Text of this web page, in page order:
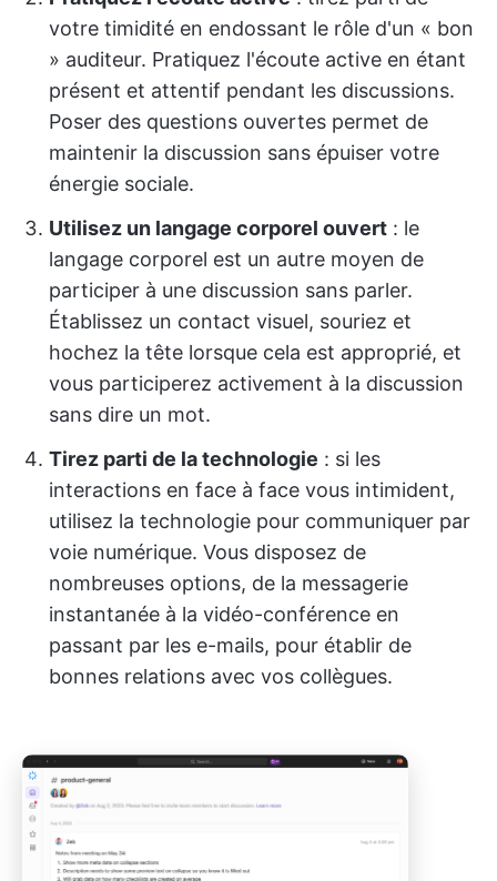
votre timidité en endossant le rôle d'un « bon
» auditeur. Pratiquez l'écoute active en étant
présent et attentif pendant les discussions.
Poser des questions ouvertes permet de
maintenir la discussion sans épuiser votre
énergie sociale.
Utilisez un langage corporel ouvert : le
langage corporel est un autre moyen de
participer à une discussion sans parler.
Établissez un contact visuel, souriez et
hochez la tête lorsque cela est approprié, et
vous participerez activement à la discussion
sans dire un mot.
Tirez parti de la technologie : si les
interactions en face à face vous intimident,
utilisez la technologie pour communiquer par
voie numérique. Vous disposez de
nombreuses options, de la messagerie
instantanée à la vidéo-conférence en
passant par les e-mails, pour établir de
bonnes relations avec vos collègues.